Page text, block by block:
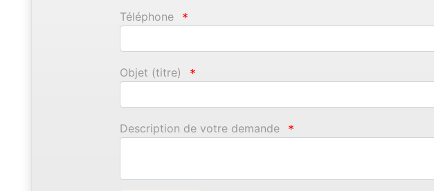
Téléphone *
Objet (titre) *
Description de votre demande *